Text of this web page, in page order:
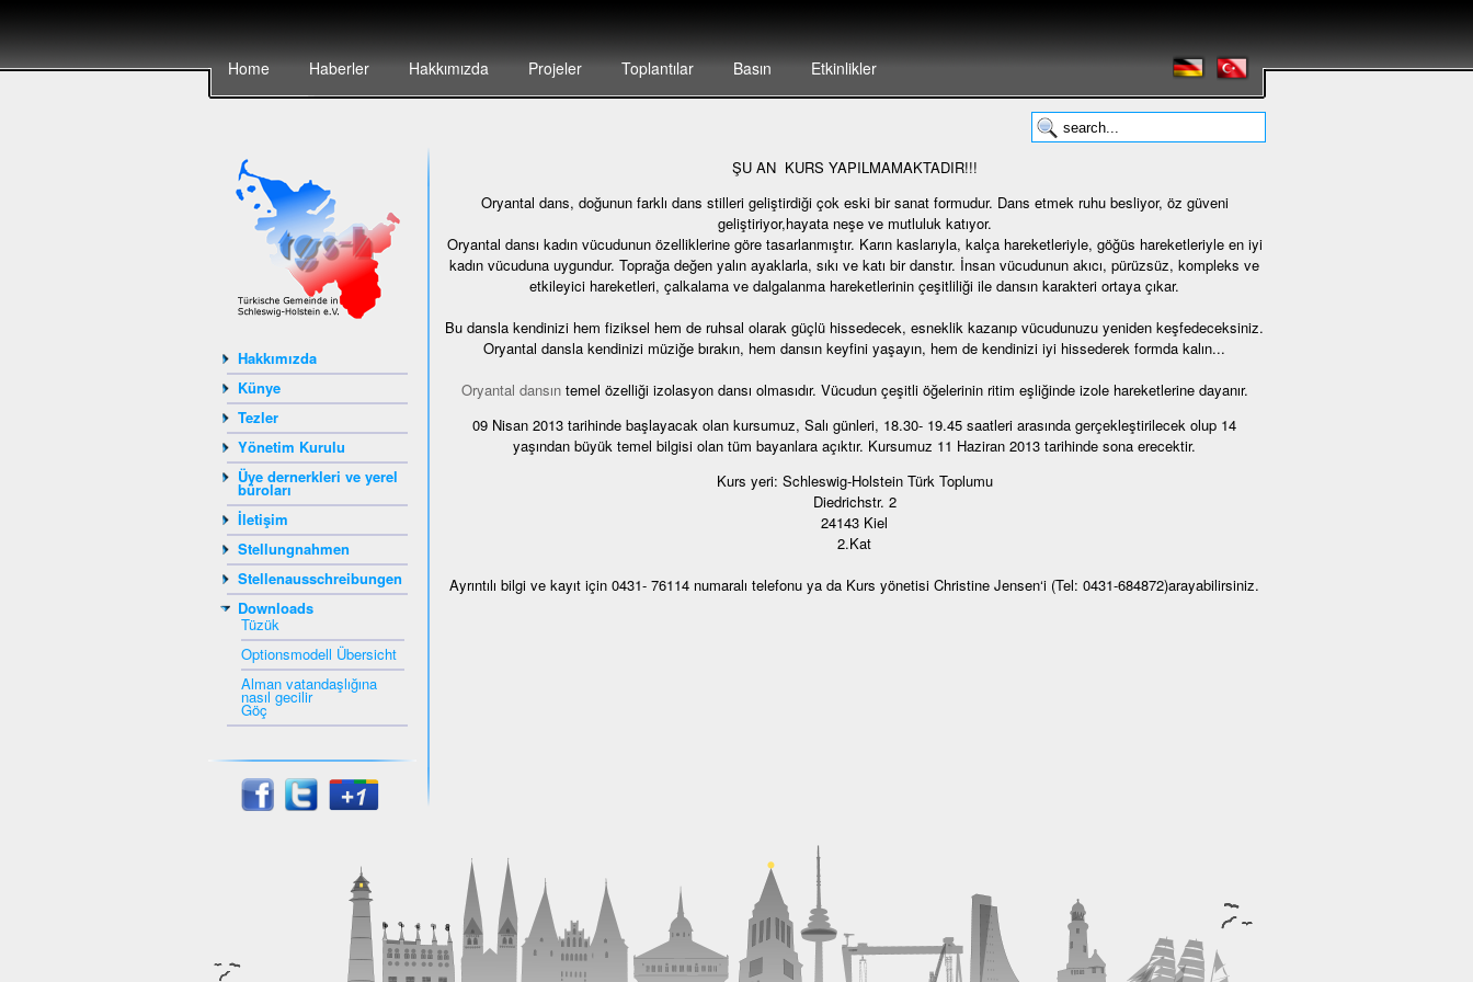
Home Haberler Hakkımızda Projeler Toplantılar Basın Etkinlikler
Hakkımızda
Künye
Tezler
Yönetim Kurulu
Üye dernerkleri ve yerel
büroları
İletişim
Stellungnahmen
Stellenausschreibungen
Downloads
Tüzük
Optionsmodell Übersicht
Alman vatandaşlığına
nasıl gecilir
Göç
ŞU AN KURS YAPILMAMAKTADIR!!!
Oryantal dans, doğunun farklı dans stilleri geliştirdiği çok eski bir sanat formudur. Dans etmek ruhu besliyor, öz güveni
geliştiriyor,hayata neşe ve mutluluk katıyor.
Oryantal dansı kadın vücudunun özelliklerine göre tasarlanmıştır. Karın kaslarıyla, kalça hareketleriyle, göğüs hareketleriyle en iyi
kadın vücuduna uygundur. Toprağa değen yalın ayaklarla, sıkı ve katı bir danstır. İnsan vücudunun akıcı, pürüzsüz, kompleks ve
etkileyici hareketleri, çalkalama ve dalgalanma hareketlerinin çeşitliliği ile dansın karakteri ortaya çıkar.
Bu dansla kendinizi hem fiziksel hem de ruhsal olarak güçlü hissedecek, esneklik kazanıp vücudunuzu yeniden keşfedeceksiniz.
Oryantal dansla kendinizi müziğe bırakın, hem dansın keyfini yaşayın, hem de kendinizi iyi hissederek formda kalın...
Oryantal dansıntemel özelliği izolasyon dansı olmasıdır. Vücudun çeşitli öğelerinin ritim eşliğinde izole hareketlerine dayanır.
09 Nisan 2013 tarihinde başlayacak olan kursumuz, Salı günleri, 18.30- 19.45 saatleri arasında gerçekleştirilecek olup 14
yaşından büyük temel bilgisi olan tüm bayanlara açıktır. Kursumuz 11 Haziran 2013 tarihinde sona erecektir.
Kurs yeri: Schleswig-Holstein Türk Toplumu
Diedrichstr. 2
24143 Kiel
2.Kat
Ayrıntılı bilgi ve kayıt için 0431- 76114 numaralı telefonu ya da Kurs yönetisi Christine Jensen‘i (Tel: 0431-684872)arayabilirsiniz.